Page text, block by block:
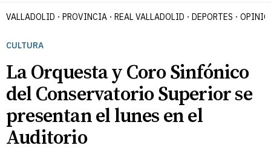
VALLADOLID PROVINCIA REAL VALLADOLID DEPORTES
CULTURA
La Orquesta y Coro Sinfónico
del Conservatorio Superior se
presentan el lunes en el
Auditorio